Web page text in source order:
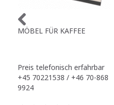
MÖBEL FÜR KAFFEE
Preis telefonisch erfahrbar
+45 70221538 / +46 70-868
9924